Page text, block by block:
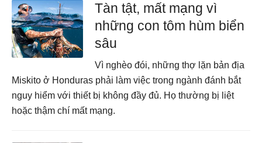
Tàn tật, mất mạng vì
những con tôm hùm biển
sâu
Vì nghèo đói, những thợ lặn bản địa
Miskito ở Honduras phải làm việc trong ngành đánh bắt
nguy hiểm với thiết bị không đầy đủ. Họ thường bị liệt
hoặc thậm chí mất mạng.